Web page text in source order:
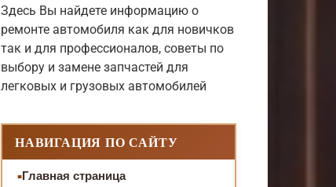
Здесь Вы найдете информацию о
ремонте автомобиля как для новичков
так и для профессионалов, советы по
выбору и замене запчастей для
легковых и грузовых автомобилей
НАВИГАЦИЯ ПО САЙТУ
Главная страница